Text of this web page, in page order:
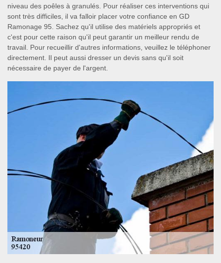
niveau des poêles à granulés. Pour réaliser ces interventions qui
sont très difficiles, il va falloir placer votre confiance en GD
Ramonage 95. Sachez qu'il utilise des matériels appropriés et
c'est pour cette raison qu'il peut garantir un meilleur rendu de
travail. Pour recueillir d'autres informations, veuillez le téléphoner
directement. Il peut aussi dresser un devis sans qu'il soit
nécessaire de payer de l'argent.